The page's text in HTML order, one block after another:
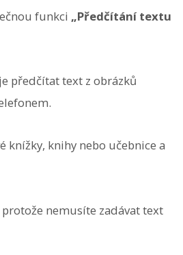
funkci „Předčítání textu
předčítat text z obrázků
knížky, knihy nebo učebnice a
nemusíte zadávat text